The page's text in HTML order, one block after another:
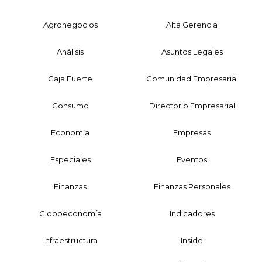
Agronegocios Alta Gerencia
Análisis Asuntos Legales
Caja Fuerte Comunidad Empresarial
Consumo Directorio Empresarial
Economía Empresas
Especiales Eventos
Finanzas Finanzas Personales
Globoeconomía Indicadores
Infraestructura Inside